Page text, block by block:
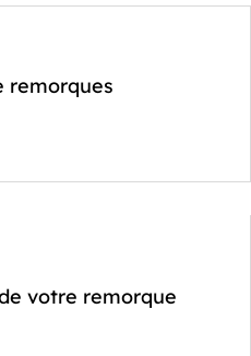
remorques
votre remorque